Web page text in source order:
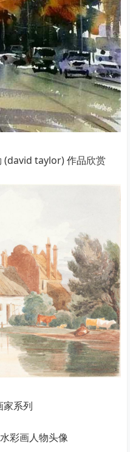
(david taylor) 作品欣赏
家系列